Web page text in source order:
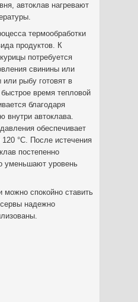
автоклав нагревают
термообработки
продуктов. К
потребуется
свинины или
рыбу готовят в
время тепловой
благодаря
внутри автоклава.
обеспечивает
120 °С. После истечения
постепенно
уменьшают уровень
можно спокойно ставить
надежно